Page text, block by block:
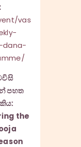
vas
dana-
පහත
the